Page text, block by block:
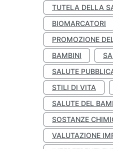
TUTELA DELLA
BIOMARCATORI
PROMOZIONE
BAMBINI
SALUTE
STILI DI VITA
SALUTE DEL
SOSTANZE
VALUTAZIONE